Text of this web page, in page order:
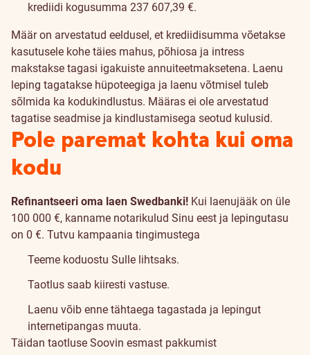
krediidi kogusumma 237 607,39 €.
Määr on arvestatud eeldusel, et krediidisumma võetakse
kasutusele kohe täies mahus, põhiosa ja intress
makstakse tagasi igakuiste annuiteetmaksetena. Laenu
leping tagatakse hüpoteegiga ja laenu võtmisel tuleb
sõlmida ka kodukindlustus. Määras ei ole arvestatud
tagatise seadmise ja kindlustamisega seotud kulusid.
Pole paremat kohta kui oma
kodu
Refinantseeri oma laen Swedbanki! Kui laenujääk on üle
100 000 €, kanname notarikulud Sinu eest ja lepingutasu
on 0 €. Tutvu kampaania tingimustega
Teeme koduostu Sulle lihtsaks.
Taotlus saab kiiresti vastuse.
Laenu võib enne tähtaega tagastada ja lepingut
internetipangas muuta.
Täidan taotluse Soovin esmast pakkumist